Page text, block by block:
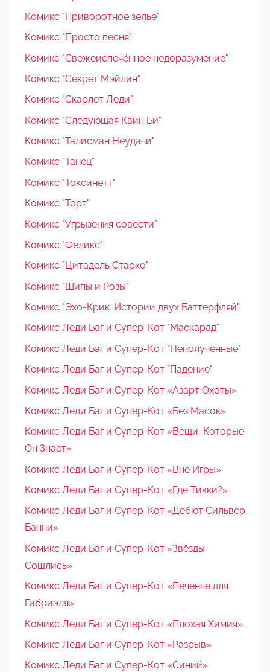
Комикс "Приворотное зелье"
Комикс "Просто песня"
Комикс "Свежеиспечённое недоразумение"
Комикс "Секрет Мэйлин"
Комикс "Скарлет Леди"
Комикс "Следующая Квин Би"
Комикс "Талисман Неудачи"
Комикс "Танец"
Комикс "Токсинетт"
Комикс "Торт"
Комикс "Угрызения совести"
Комикс "Феликс"
Комикс "Цитадель Старко"
Комикс "Шипы и Розы"
Комикс "Эхо-Крик. Истории двух Баттерфляй"
Комикс Леди Баг и Супер-Кот "Маскарад"
Комикс Леди Баг и Супер-Кот "Неполученные"
Комикс Леди Баг и Супер-Кот "Падение"
Комикс Леди Баг и Супер-Кот «Азарт Охоты»
Комикс Леди Баг и Супер-Кот «Без Масок»
Комикс Леди Баг и Супер-Кот «Вещи, Которые
Он Знает»
Комикс Леди Баг и Супер-Кот «Вне Игры»
Комикс Леди Баг и Супер-Кот «Где Тикки?»
Комикс Леди Баг и Супер-Кот «Дебют Сильвер
Банни»
Комикс Леди Баг и Супер-Кот «Звёзды
Сошлись»
Комикс Леди Баг и Супер-Кот «Печенье для
Габриэля»
Комикс Леди Баг и Супер-Кот «Плохая Химия»
Комикс Леди Баг и Супер-Кот «Разрыв»
Комикс Леди Баг и Супер-Кот «Синий»